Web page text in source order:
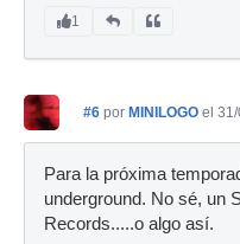
1
#6 por MINILOGO el
Para la próxima
underground. No sé, un
Records.....o algo así.